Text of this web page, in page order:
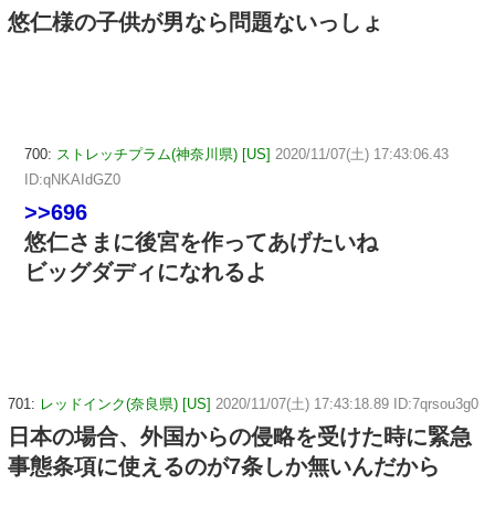
悠仁様の子供が男なら問題ないっしょ
700: ストレッチプラム(神奈川県) [US] 2020/11/07(土) 17:43:06.43
ID:qNKAIdGZ0
>>696
悠仁さまに後宮を作ってあげたいね
ビッグダディになれるよ
701: レッドインク(奈良県) [US] 2020/11/07(土) 17:43:18.89 ID:7qrsou3g0
日本の場合、外国からの侵略を受けた時に緊急
事態条項に使えるのが7条しか無いんだから